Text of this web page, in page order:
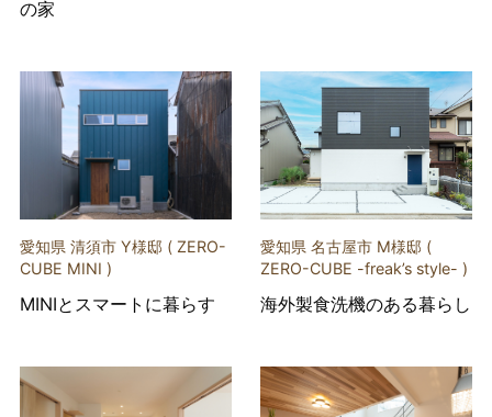
の家
愛知県 清須市 Y様邸 ( ZERO-
CUBE MINI )
MINIとスマートに暮らす
愛知県 名古屋市 M様邸 (
ZERO-CUBE -freak’s style- )
海外製食洗機のある暮らし